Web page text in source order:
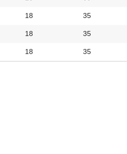
18 35
18 35
18 35